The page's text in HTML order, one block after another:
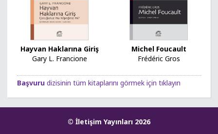
Hayvan Haklarına Giriş
Gary L. Francione
Michel Foucault
Frédéric Gros
Başvuru dizisinin tüm kitaplarını görmek için tıklayın
© İletişim Yayınları 2026